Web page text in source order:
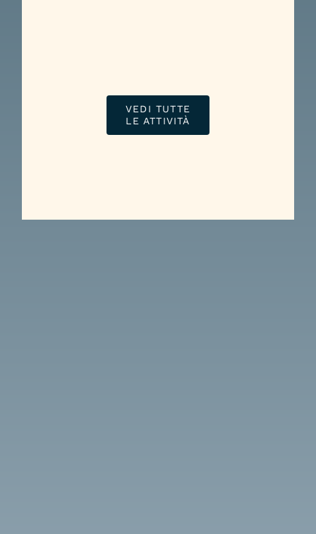
VEDI TUTTE
LE ATTIVITÀ